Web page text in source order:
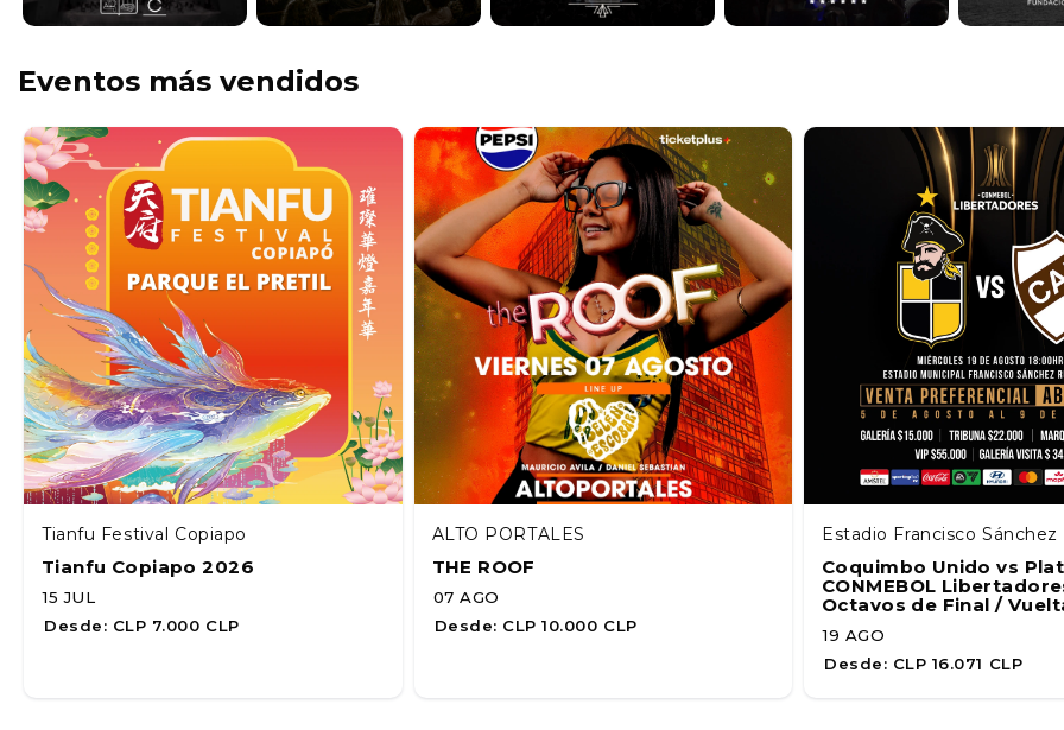
Eventos más vendidos
Tianfu Festival Copiapo
Tianfu Copiapo 2026
15 JUL
Desde: CLP 7.000 CLP
ALTO PORTALES
THE ROOF
07 AGO
Desde: CLP 10.000 CLP
Estadio Francisco
Coquimbo Unido vs
CONMEBOL
Octavos de Final /
19 AGO
Desde: CLP 16.071 CLP